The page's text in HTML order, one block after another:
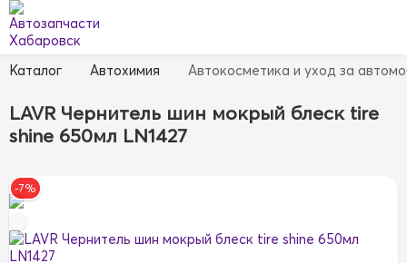
Каталог Автохимия Автокосметика и уход за
LAVR Чернитель шин мокрый блеск tire
shine 650мл LN1427
-7%